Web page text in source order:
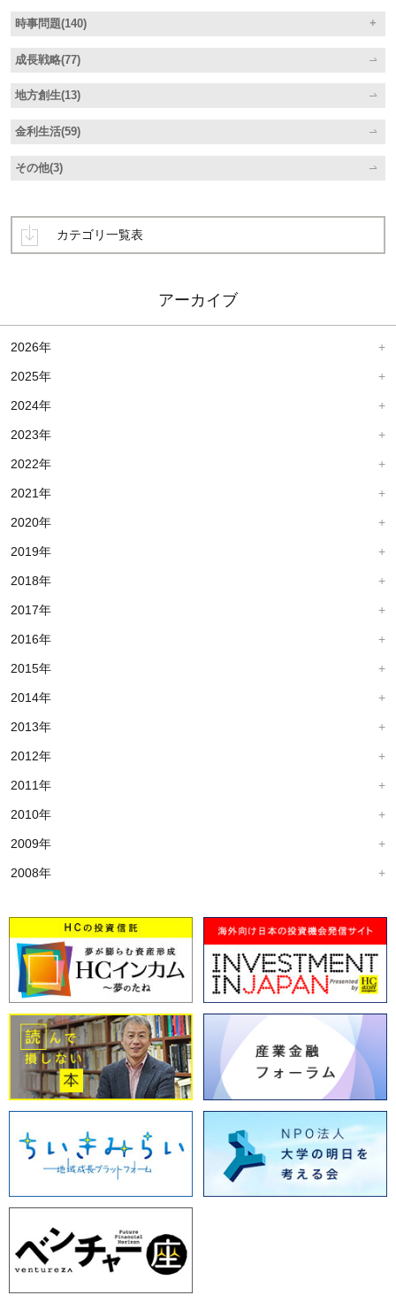
時事問題(140)
成長戦略(77)
地方創生(13)
金利生活(59)
その他(3)
カテゴリ一覧表
アーカイブ
2026年
2025年
2024年
2023年
2022年
2021年
2020年
2019年
2018年
2017年
2016年
2015年
2014年
2013年
2012年
2011年
2010年
2009年
2008年